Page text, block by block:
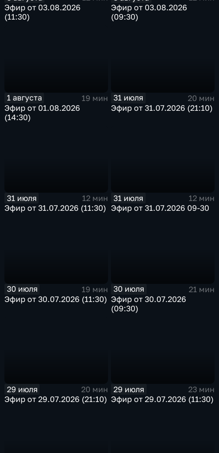
Эфир от 03.08.2026
(11:30)
Эфир от 03.08.2026
(09:30)
1 августа
19 мин
Эфир от 01.08.2026
(14:30)
31 июля
20 мин
Эфир от 31.07.2026 (21:10)
31 июля
12 мин
Эфир от 31.07.2026 (11:30)
31 июля
12 мин
Эфир от 31.07.2026 09-30
30 июля
19 мин
Эфир от 30.07.2026 (11:30)
30 июля
21 мин
Эфир от 30.07.2026
(09:30)
29 июля
20 мин
Эфир от 29.07.2026 (21:10)
29 июля
23 мин
Эфир от 29.07.2026 (11:30)